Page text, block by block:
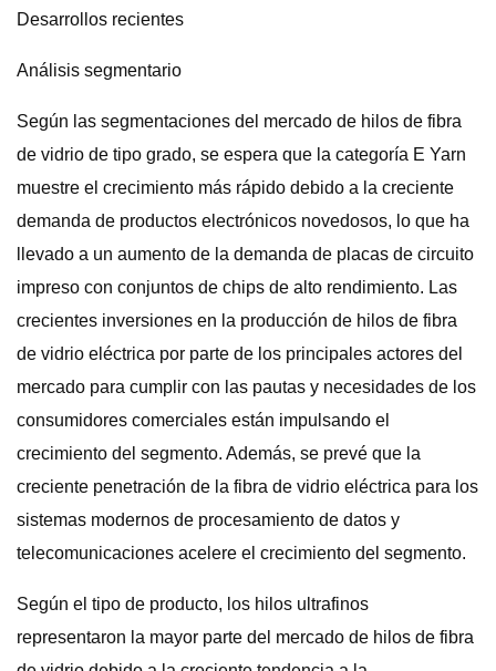
Desarrollos recientes
Análisis segmentario
Según las segmentaciones del mercado de hilos de fibra
de vidrio de tipo grado, se espera que la categoría E Yarn
muestre el crecimiento más rápido debido a la creciente
demanda de productos electrónicos novedosos, lo que ha
llevado a un aumento de la demanda de placas de circuito
impreso con conjuntos de chips de alto rendimiento. Las
crecientes inversiones en la producción de hilos de fibra
de vidrio eléctrica por parte de los principales actores del
mercado para cumplir con las pautas y necesidades de los
consumidores comerciales están impulsando el
crecimiento del segmento. Además, se prevé que la
creciente penetración de la fibra de vidrio eléctrica para los
sistemas modernos de procesamiento de datos y
telecomunicaciones acelere el crecimiento del segmento.
Según el tipo de producto, los hilos ultrafinos
representaron la mayor parte del mercado de hilos de fibra